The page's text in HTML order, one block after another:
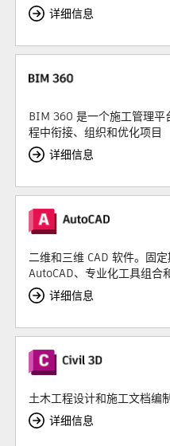
详细信息
BIM 360 是一个施工管理平
程中衔接、组织和优化项目
详细信息
二维和三维 CAD 软件。固
AutoCAD、专业化工具组合
详细信息
土木工程设计和施工文档编
详细信息